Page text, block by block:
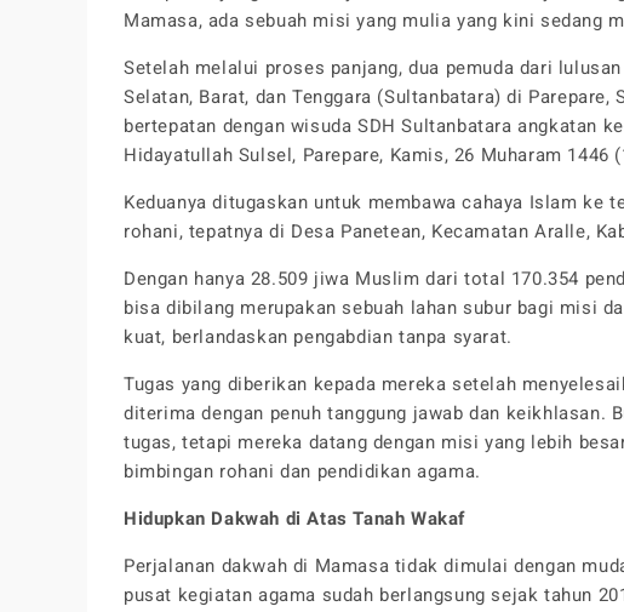
Mamasa, ada sebuah misi yang mulia yang kini sedang
Setelah melalui proses panjang, dua pemuda dari
Selatan, Barat, dan Tenggara (Sultanbatara) di
bertepatan dengan wisuda SDH Sultanbatara angkatan
Hidayatullah Sulsel, Parepare, Kamis, 26 Muharam 1446
Keduanya ditugaskan untuk membawa cahaya Islam ke
rohani, tepatnya di Desa Panetean, Kecamatan Aralle,
Dengan hanya 28.509 jiwa Muslim dari total 170.354
bisa dibilang merupakan sebuah lahan subur bagi misi
kuat, berlandaskan pengabdian tanpa syarat.
Tugas yang diberikan kepada mereka setelah
diterima dengan penuh tanggung jawab dan keikhlasan.
tugas, tetapi mereka datang dengan misi yang lebih
bimbingan rohani dan pendidikan agama.
Hidupkan Dakwah di Atas Tanah Wakaf
Perjalanan dakwah di Mamasa tidak dimulai dengan
pusat kegiatan agama sudah berlangsung sejak tahun